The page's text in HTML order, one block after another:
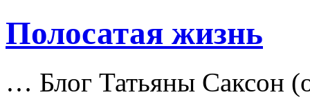
Полосатая жизнь
… Блог Татьяны Саксон